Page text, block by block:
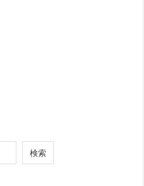
検索